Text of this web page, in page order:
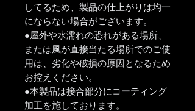
してるため、製品の仕上がりは均一
にならない場合がございます。
●屋外や水濡れの恐れがある場所、
または風が直接当たる場所でのご使
用は、劣化や破損の原因となるため
お控えください。
●本製品は接合部分にコーティング
加工を施しております。